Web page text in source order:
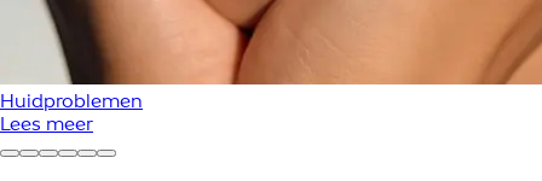
Huidproblemen
Lees meer